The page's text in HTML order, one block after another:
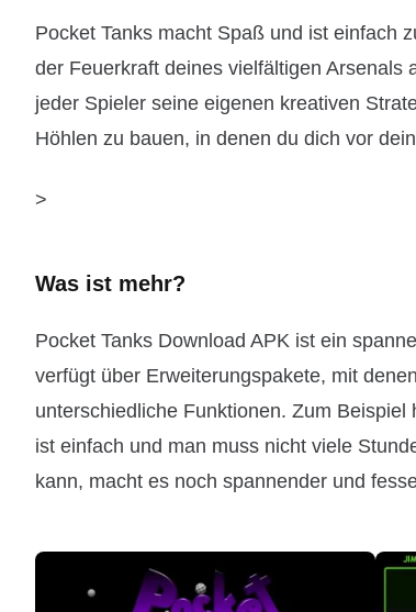
Pocket Tanks macht Spaß und ist einfach
der Feuerkraft deines vielfältigen Arsenals
jeder Spieler seine eigenen kreativen
Höhlen zu bauen, in denen du dich vor
>
Was ist mehr?
Pocket Tanks Download APK ist ein
verfügt über Erweiterungspakete, mit
unterschiedliche Funktionen. Zum
ist einfach und man muss nicht viele
kann, macht es noch spannender und